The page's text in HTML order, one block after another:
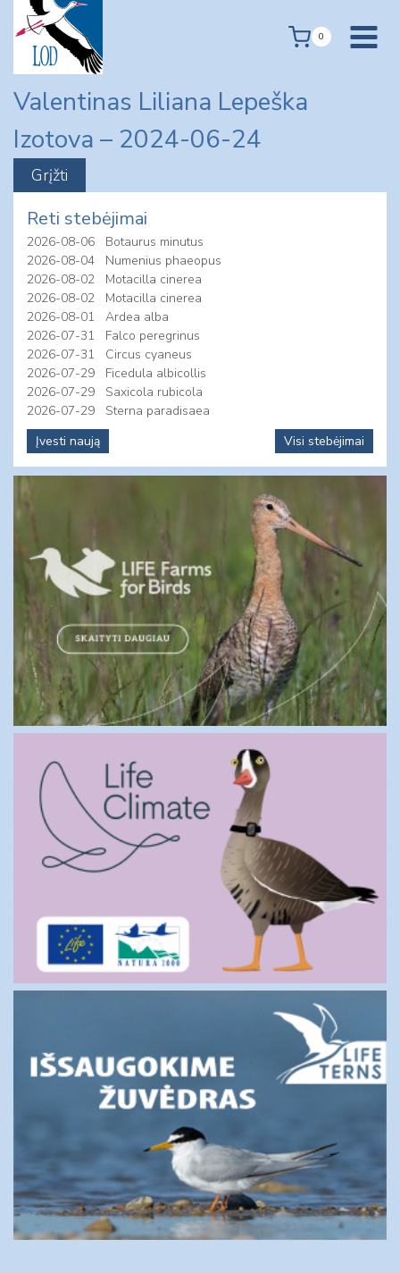
content
0
Valentinas Liliana Lepeška
Izotova – 2024-06-24
Reti stebėjimai
2026-08-06
Botaurus minutus
2026-08-04
Numenius phaeopus
2026-08-02
Motacilla cinerea
2026-08-02
Motacilla cinerea
2026-08-01
Ardea alba
2026-07-31
Falco peregrinus
2026-07-31
Circus cyaneus
2026-07-29
Ficedula albicollis
2026-07-29
Saxicola rubicola
2026-07-29
Sterna paradisaea
Įvesti naują
Visi stebėjimai